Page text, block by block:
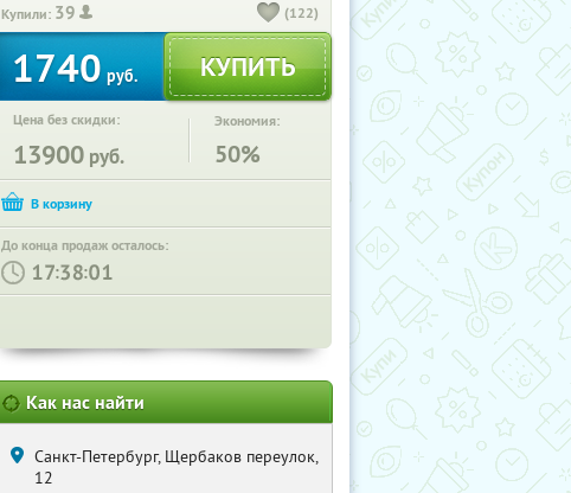
Купили: 39 (122)
1740руб.
Цена без скидки:
13900 руб.
Экономия:
50%
До конца продаж осталось:
: :
Как нас найти
Санкт-Петербург, Щербаков переулок,
12